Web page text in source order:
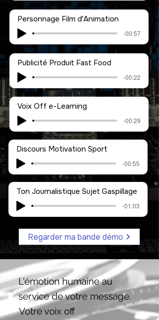
Personnage Film d'Animation
-00:57
Publicité Produit Fast Food
-00:22
Voix Off e-Learning
-00:29
Discours Motivation Sport
-00:55
Ton Journalistique Sujet Gaspillage
-01:03
Regarder ma bande démo
L'émotion humaine au
service de votre message.
Votre voix off